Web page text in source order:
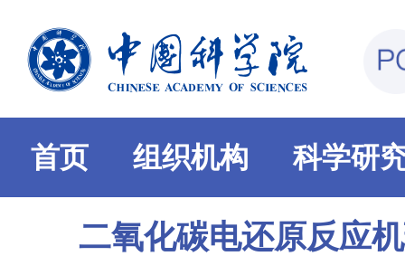
首页 组织机构 科学研
二氧化碳电还原反应